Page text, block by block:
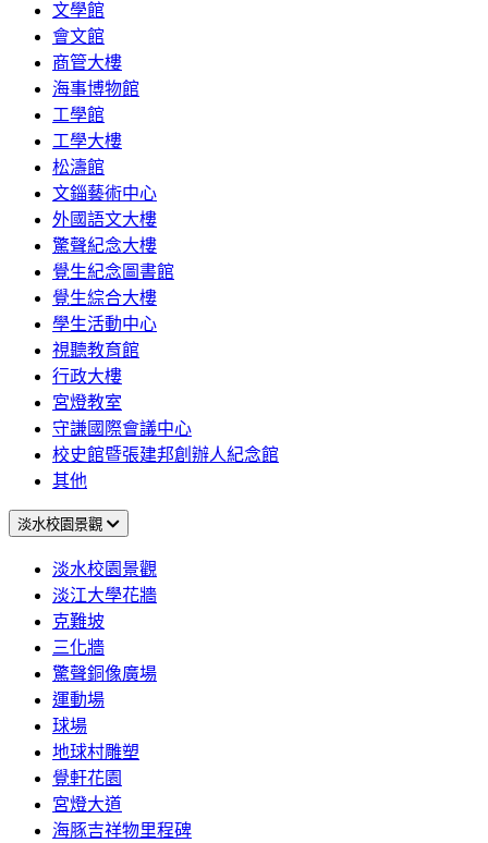
文學館
會文館
商管大樓
海事博物館
工學館
工學大樓
松濤館
文錙藝術中心
外國語文大樓
驚聲紀念大樓
覺生紀念圖書館
覺生綜合大樓
學生活動中心
視聽教育館
行政大樓
宮燈教室
守謙國際會議中心
校史館暨張建邦創辦人紀念館
其他
淡水校園景觀
淡水校園景觀
淡江大學花牆
克難坡
三化牆
驚聲銅像廣場
運動場
球場
地球村雕塑
覺軒花園
宮燈大道
海豚吉祥物里程碑